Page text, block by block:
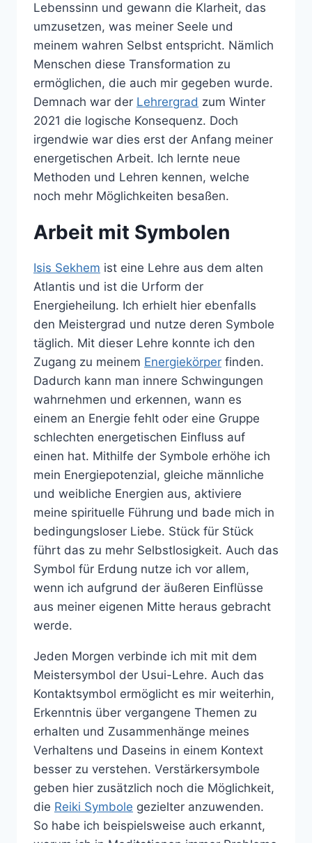
Lebenssinn und gewann die Klarheit, das
umzusetzen, was meiner Seele und
meinem wahren Selbst entspricht. Nämlich
Menschen diese Transformation zu
ermöglichen, die auch mir gegeben wurde.
Demnach war der Lehrergrad zum Winter
2021 die logische Konsequenz. Doch
irgendwie war dies erst der Anfang meiner
energetischen Arbeit. Ich lernte neue
Methoden und Lehren kennen, welche
noch mehr Möglichkeiten besaßen.
Arbeit mit Symbolen
Isis Sekhem ist eine Lehre aus dem alten
Atlantis und ist die Urform der
Energieheilung. Ich erhielt hier ebenfalls
den Meistergrad und nutze deren Symbole
täglich. Mit dieser Lehre konnte ich den
Zugang zu meinem Energiekörper finden.
Dadurch kann man innere Schwingungen
wahrnehmen und erkennen, wann es
einem an Energie fehlt oder eine Gruppe
schlechten energetischen Einfluss auf
einen hat. Mithilfe der Symbole erhöhe ich
mein Energiepotenzial, gleiche männliche
und weibliche Energien aus, aktiviere
meine spirituelle Führung und bade mich in
bedingungsloser Liebe. Stück für Stück
führt das zu mehr Selbstlosigkeit. Auch das
Symbol für Erdung nutze ich vor allem,
wenn ich aufgrund der äußeren Einflüsse
aus meiner eigenen Mitte heraus gebracht
werde.
Jeden Morgen verbinde ich mit mit dem
Meistersymbol der Usui-Lehre. Auch das
Kontaktsymbol ermöglicht es mir weiterhin,
Erkenntnis über vergangene Themen zu
erhalten und Zusammenhänge meines
Verhaltens und Daseins in einem Kontext
besser zu verstehen. Verstärkersymbole
geben hier zusätzlich noch die Möglichkeit,
die Reiki Symbole gezielter anzuwenden.
So habe ich beispielsweise auch erkannt,